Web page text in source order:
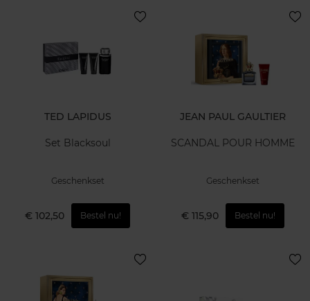
TED LAPIDUS
Set Blacksoul
Geschenkset
€ 102,50 Bestel nu!
JEAN PAUL GAULTIER
SCANDAL POUR HOMME
Geschenkset
€ 115,90 Bestel nu!